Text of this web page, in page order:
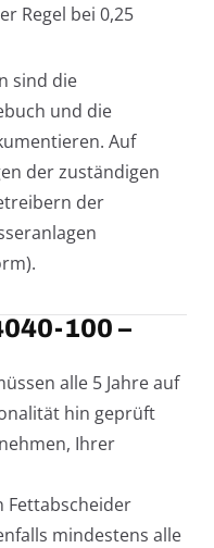
Regel bei 0,25
sind die
und die
Auf
der zuständigen
der
100 –
alle 5 Jahre auf
hin geprüft
Ihrer
Fettabscheider
mindestens alle